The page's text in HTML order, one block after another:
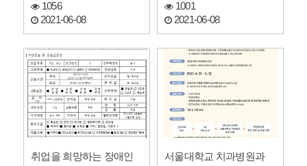
1056
2021-06-08
1001
2021-06-08
취업을 희망하는 장애인
서울대학교 치과병원과